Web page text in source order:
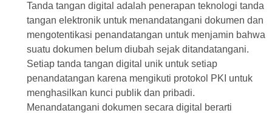
Tanda tangan digital adalah penerapan teknologi tanda
tangan elektronik untuk menandatangani dokumen dan
mengotentikasi penandatangan untuk menjamin bahwa
suatu dokumen belum diubah sejak ditandatangani.
Setiap tanda tangan digital unik untuk setiap
penandatangan karena mengikuti protokol PKI untuk
menghasilkan kunci publik dan pribadi.
Menandatangani dokumen secara digital berarti